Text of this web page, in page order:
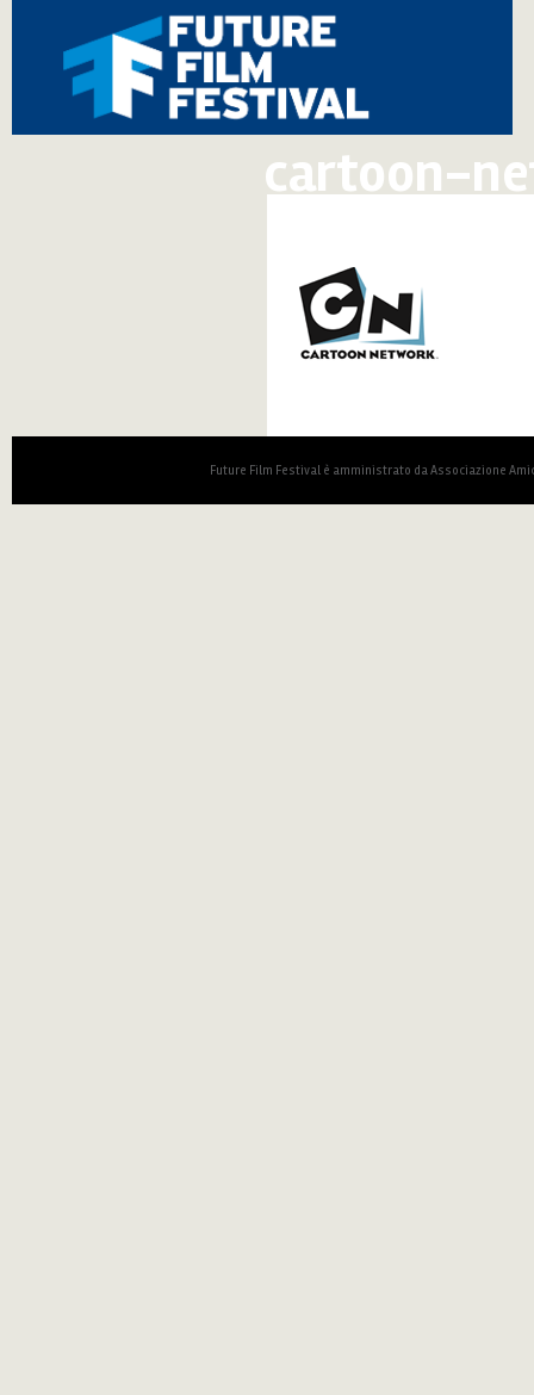
cartoon-
Future Film Festival è amministrato da Associazione